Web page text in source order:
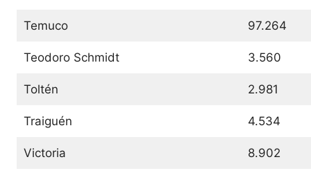
Temuco 97.264
Teodoro Schmidt 3.560
Toltén 2.981
Traiguén 4.534
Victoria 8.902